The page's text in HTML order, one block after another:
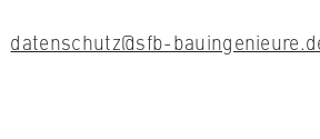
datenschutz@sfb-